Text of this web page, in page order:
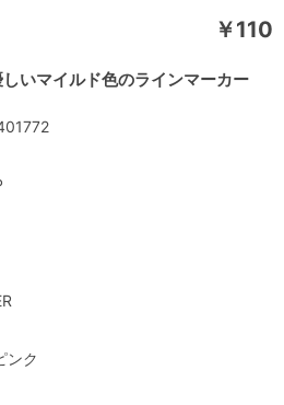
いマイルド色のラインマーカー
￥110
ンク